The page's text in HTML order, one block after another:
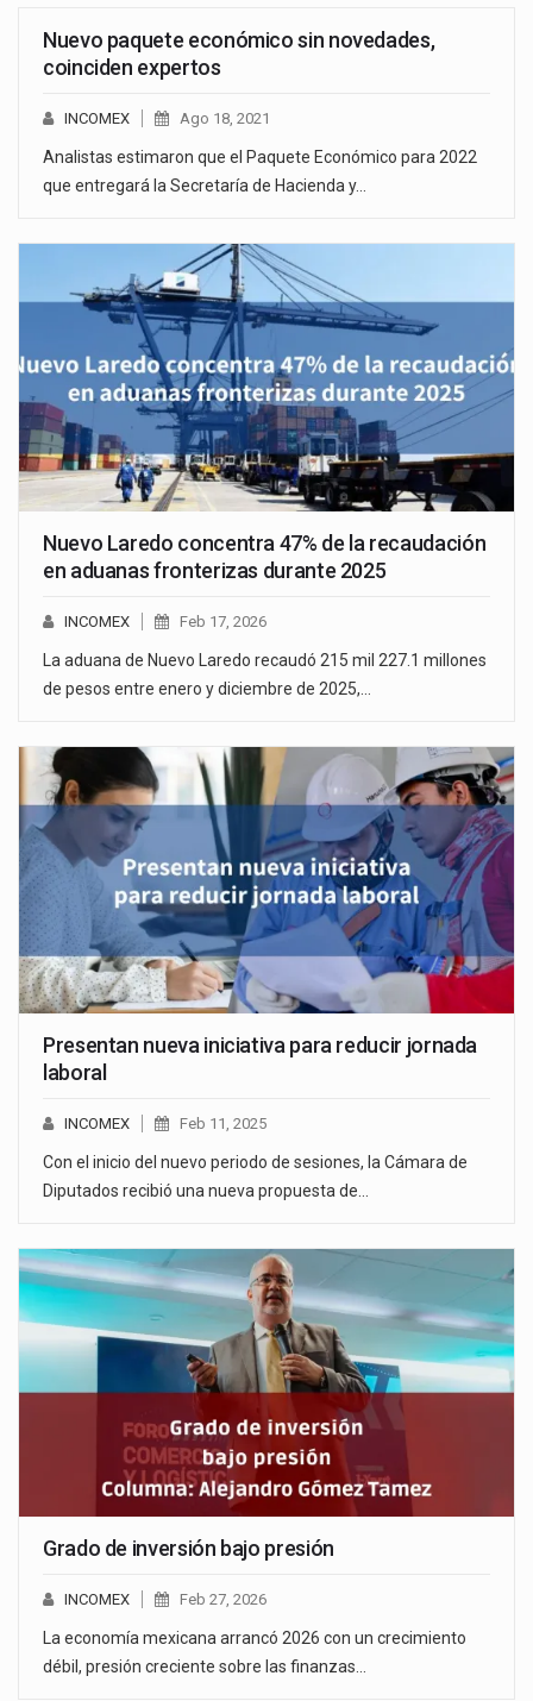
Nuevo paquete económico sin novedades,
coinciden expertos
INCOMEX Ago 18, 2021
Analistas estimaron que el Paquete Económico para 2022
que entregará la Secretaría de Hacienda y…
Nuevo Laredo concentra 47% de la recaudación
en aduanas fronterizas durante 2025
INCOMEX Feb 17, 2026
La aduana de Nuevo Laredo recaudó 215 mil 227.1 millones
de pesos entre enero y diciembre de 2025,…
Presentan nueva iniciativa para reducir jornada
laboral
INCOMEX Feb 11, 2025
Con el inicio del nuevo periodo de sesiones, la Cámara de
Diputados recibió una nueva propuesta de…
Grado de inversión bajo presión
INCOMEX Feb 27, 2026
La economía mexicana arrancó 2026 con un crecimiento
débil, presión creciente sobre las finanzas…